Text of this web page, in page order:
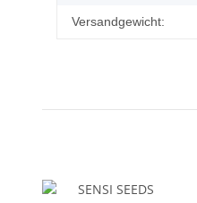
Versandgewicht: